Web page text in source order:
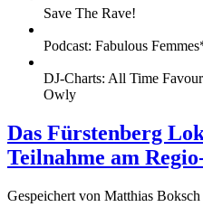
Save The Rave!
Podcast: Fabulous
DJ-Charts: All Time
Owly
Das Fürstenberg
Teilnahme am
Gespeichert von Matthias Boksch